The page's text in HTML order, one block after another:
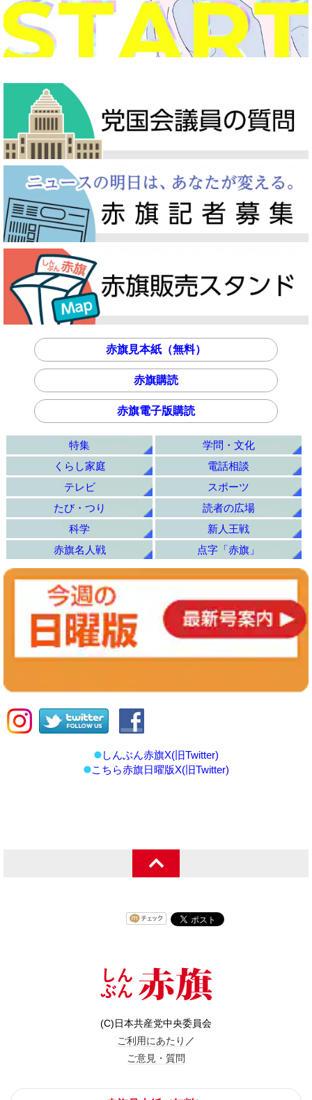
赤旗見本紙（無料）
赤旗購読
赤旗電子版購読
特集
学問・文化
くらし家庭
電話相談
テレビ
スポーツ
たび・つり
読者の広場
科学
新人王戦
赤旗名人戦
点字「赤旗」
しんぶん赤旗X(旧Twitter)
こちら赤旗日曜版X(旧Twitter)
(C)日本共産党中央委員会
ご利用にあたり ／
ご意見・質問